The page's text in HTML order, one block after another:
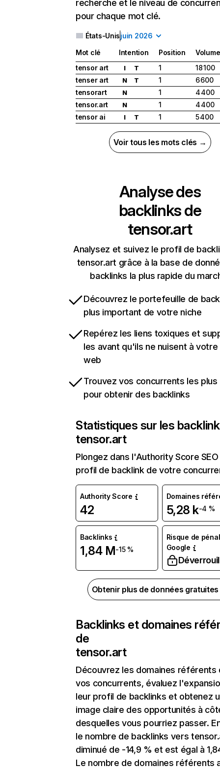
recherche et le niveau de
pour chaque mot clé.
États-Unisjuin 2026
Mot clé Intention Position
Volume
tensor art
I T 1
18 100
tenser art
N T 1
6 600
tensorart
N 1
4 400
tensor.art
N 1
4 400
tensor ai
I T 1 5 400
Voir tous les mots clés →
Analyse des
backlinks de
tensor.art
Analysez et suivez le profil de
tensor.art grâce à la base de
backlinks la plus rapide du
Découvrez le portefeuille de
plus important de votre niche
Repérez les liens toxiques et
les avant qu'ils ne nuisent à
web
Trouvez vos concurrents les
pour obtenir des backlinks
Statistiques sur les
tensor.art
Plongez dans l'Authority Score
profil de backlink de votre
Authority Score
42
Domaines
5,28 k-4 %
Backlinks
1,84 M-15 %
Risque de
Google
Obtenir plus de données
Backlinks et domaines
de
tensor.art
Découvrez les domaines référents
vos concurrents, évaluez
leur profil de backlinks et obtenez
image claire des opportunités à
desquelles vous pourriez passer.
le nombre de backlinks vers
diminué de -14,9 % et est égal à
Le nombre de domaines référents